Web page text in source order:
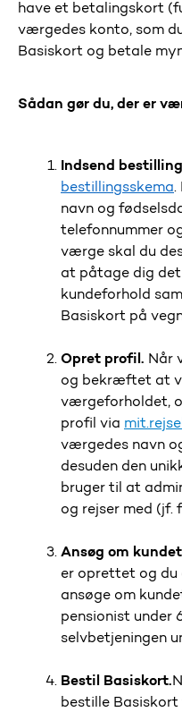
have et betalingskort
værgedes konto, som
Basiskort og betale
Sådan gør du, der er
Indsend
bestillingsskema.
navn og
telefonnummer
værge skal du
at påtage dig
kundeforhold
Basiskort på
Opret profil . Når
og bekræftet at
værgeforholdet,
profil via
værgedes navn
desuden den
bruger til at
og rejser med (jf.
Ansøg om
er oprettet og du
ansøge om
pensionist under
selvbetjeningen
Bestil Basiskort.
bestille Basiskort